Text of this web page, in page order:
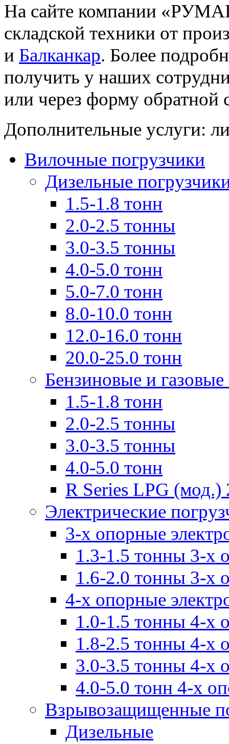
На сайте компании
складской техники от
и Балканкар. Более
получить у наших
или через форму обратной
Дополнительные услуги:
Вилочные погрузчики
Дизельные
1.5-1.8 тонн
2.0-2.5 тонны
3.0-3.5 тонны
4.0-5.0 тонн
5.0-7.0 тонн
8.0-10.0 тонн
12.0-16.0 тонн
20.0-25.0 тонн
Бензиновые и
1.5-1.8 тонн
2.0-2.5 тонны
3.0-3.5 тонны
4.0-5.0 тонн
R Series LPG (мод.)
Электрические
3-х опорные
1.3-1.5 тонны 3-х
1.6-2.0 тонны 3-х
4-х опорные
1.0-1.5 тонны 4-х
1.8-2.5 тонны 4-х
3.0-3.5 тонны 4-х
4.0-5.0 тонн 4-х
Взрывозащищенные
Дизельные